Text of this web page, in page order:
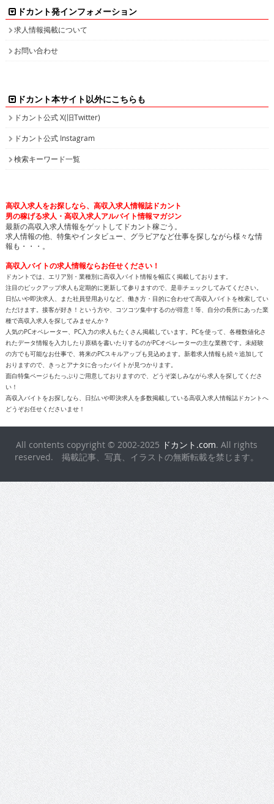
ドカント発インフォメーション
求人情報掲載について
お問い合わせ
ドカント本サイト以外にこちらも
ドカント公式 X(旧Twitter)
ドカント公式 Instagram
検索キーワード一覧
高収入求人をお探しなら、高収入求人情報誌ドカント
男の稼げる求人・高収入求人アルバイト情報マガジン
最新の高収入求人情報をゲットしてドカント稼ごう。
求人情報の他、特集やインタビュー、グラビアなど仕事を探しながら様々な情
報も・・・。
高収入バイトの求人情報ならお任せください！
ドカントでは、エリア別・業種別に高収入バイト情報を幅広く掲載しております。
注目のピックアップ求人も定期的に更新して参りますので、是非チェックしてみてください。
日払いや即決求人、また社員登用ありなど、働き方・目的に合わせて高収入バイトを検索してい
ただけます。接客が好き！という方や、コツコツ集中するのが得意！等、自分の長所にあった業
種で高収入求人を探してみませんか？
人気のPCオペレーター、PC入力の求人もたくさん掲載しています。PCを使って、各種数値化さ
れたデータ情報を入力したり原稿を書いたりするのがPCオペレーターの主な業務です。未経験
の方でも可能なお仕事で、将来のPCスキルアップも見込めます。新着求人情報も続々追加して
おりますので、きっとアナタに合ったバイトが見つかります。
面白特集ページもたっぷりご用意しておりますので、どうぞ楽しみながら求人を探してくださ
い！
高収入バイトをお探しなら、日払いや即決求人を多数掲載している高収入求人情報誌ドカントへ
どうぞお任せくださいませ！
All contents copyright © 2002-2025 ドカント.com. All rights
reserved. 掲載記事、写真、イラストの無断転載を禁じます。